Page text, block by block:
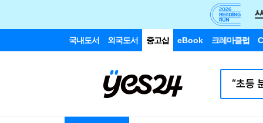
국내도서 외국도서 중고샵 eBook 크레마클럽